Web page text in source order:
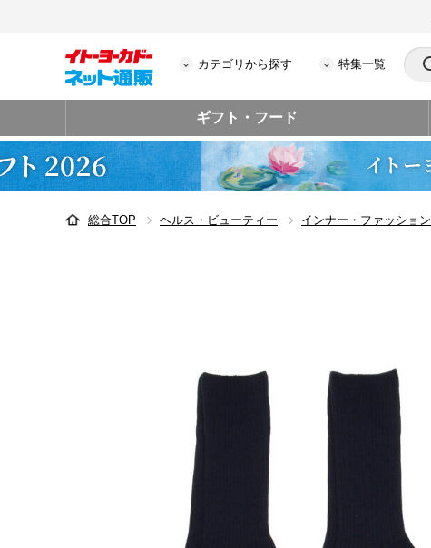
カテゴリから探す 特集一覧
ギフト・フード
総合TOP ヘルス・ビューティー インナー・ファッション